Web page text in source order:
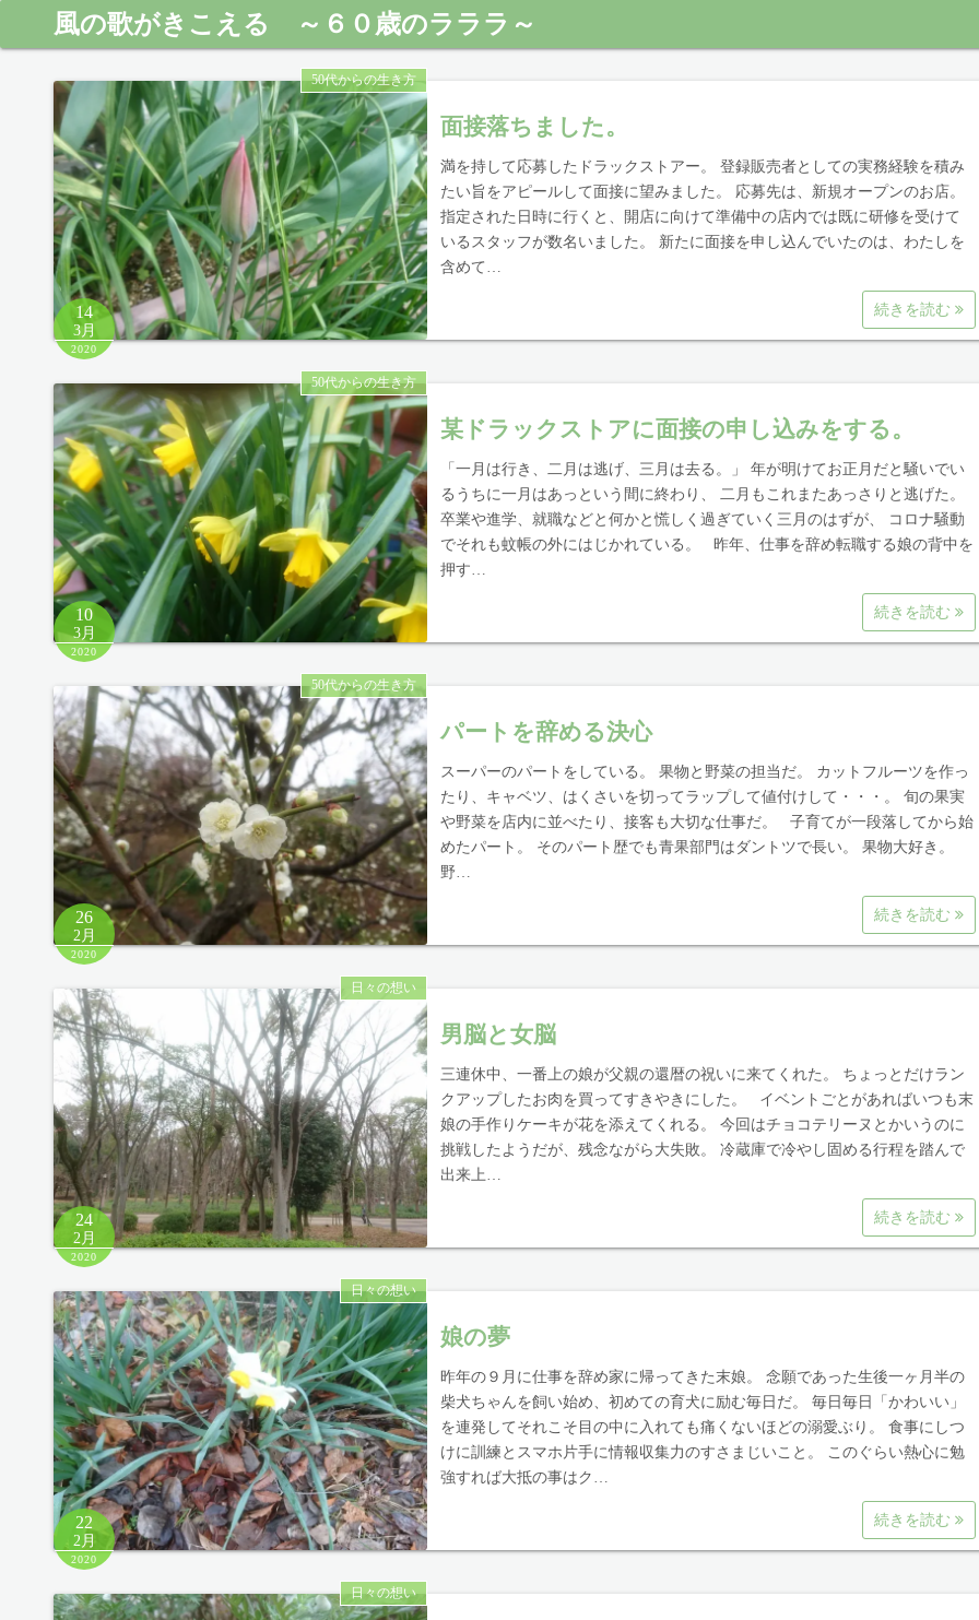
風の歌がきこえる ～６０歳のラララ～
50代からの生き方
14
3月
2020
面接落ちました。
満を持して応募したドラックストアー。 登録販売者としての実務経験を積み
たい旨をアピールして面接に望みました。 応募先は、新規オープンのお店。
指定された日時に行くと、開店に向けて準備中の店内では既に研修を受けて
いるスタッフが数名いました。 新たに面接を申し込んでいたのは、わたしを
含めて…
続きを読む
50代からの生き方
10
3月
2020
某ドラックストアに面接の申し込みをする。
「一月は行き、二月は逃げ、三月は去る。」 年が明けてお正月だと騒いでい
るうちに一月はあっという間に終わり、 二月もこれまたあっさりと逃げた。
卒業や進学、就職などと何かと慌しく過ぎていく三月のはずが、 コロナ騒動
でそれも蚊帳の外にはじかれている。 昨年、仕事を辞め転職する娘の背中を
押す…
続きを読む
50代からの生き方
26
2月
2020
パートを辞める決心
スーパーのパートをしている。 果物と野菜の担当だ。 カットフルーツを作っ
たり、キャベツ、はくさいを切ってラップして値付けして・・・。 旬の果実
や野菜を店内に並べたり、接客も大切な仕事だ。 子育てが一段落してから始
めたパート。 そのパート歴でも青果部門はダントツで長い。 果物大好き。
野…
続きを読む
日々の想い
24
2月
2020
男脳と女脳
三連休中、一番上の娘が父親の還暦の祝いに来てくれた。 ちょっとだけラン
クアップしたお肉を買ってすきやきにした。 イベントごとがあればいつも末
娘の手作りケーキが花を添えてくれる。 今回はチョコテリーヌとかいうのに
挑戦したようだが、残念ながら大失敗。 冷蔵庫で冷やし固める行程を踏んで
出来上…
続きを読む
日々の想い
22
2月
2020
娘の夢
昨年の９月に仕事を辞め家に帰ってきた末娘。 念願であった生後一ヶ月半の
柴犬ちゃんを飼い始め、初めての育犬に励む毎日だ。 毎日毎日「かわいい」
を連発してそれこそ目の中に入れても痛くないほどの溺愛ぶり。 食事にしつ
けに訓練とスマホ片手に情報収集力のすさまじいこと。 このぐらい熱心に勉
強すれば大抵の事はク…
続きを読む
日々の想い